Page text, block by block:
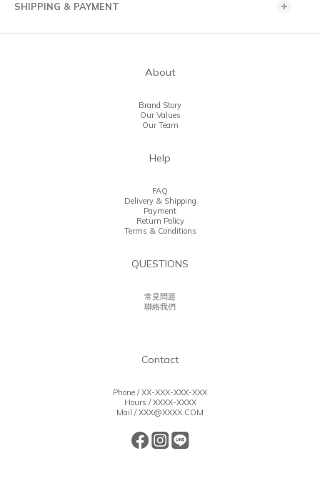
SHIPPING & PAYMENT
About
Brand Story
Our Values
Our Team
Help
FAQ
Delivery & Shipping
Payment
Return Policy
Terms & Conditions
QUESTIONS
常見問題
聯絡我們
Contact
Phone / XX-XXX-XXX-XXX
Hours / XXXX-XXXX
Mail / XXX@XXXX.COM